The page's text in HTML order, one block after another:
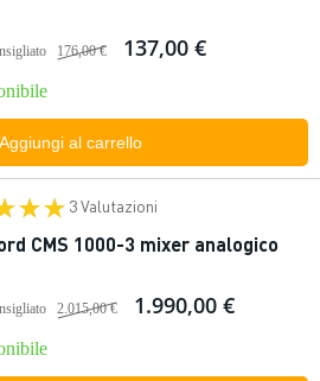
176,00 € 137,00 €
Aggiungi al carrello
3 Valutazioni
CMS 1000-3 mixer analogico
2.015,00 € 1.990,00 €